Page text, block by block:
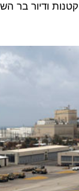
קטנות ודיור בר